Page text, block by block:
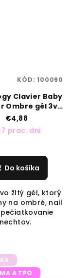
Clavier Baby
Ombre gél 3v1
„Vanille”
€4,88
prac. dni
Do košíka
žltý gél, ktorý
na ombré, nail
nechtov.
KÓD:100090
A TPO